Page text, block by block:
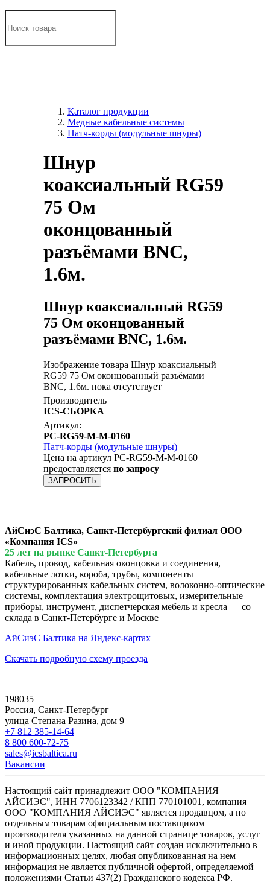
Каталог продукции
Медные кабельные системы
Патч-корды (модульные шнуры)
Шнур
коаксиальный RG59
75 Ом
оконцованный
разъёмами BNC,
1.6м.
Шнур коаксиальный RG59
75 Ом оконцованный
разъёмами BNC, 1.6м.
Изображение товара Шнур коаксиальный
RG59 75 Ом оконцованный разъёмами
BNC, 1.6м. пока отсутствует
Производитель
ICS-СБОРКА
Артикул:
PC-RG59-M-M-0160
Патч-корды (модульные шнуры)
Цена на артикул PC-RG59-M-M-0160
предоставляется по запросу
ЗАПРОСИТЬ
АйСиэС Балтика, Санкт-Петербургский филиал ООО
«Компания ICS»
25 лет на рынке Санкт-Петербурга
Кабель, провод, кабельная оконцовка и соединения,
кабельные лотки, короба, трубы, компоненты
структурированных кабельных систем, волоконно-оптические
системы, комплектация электрощитовых, измерительные
приборы, инструмент, диспетчерская мебель и кресла — со
склада в Санкт-Петербурге и Москве
АйСиэС Балтика на Яндекс-картах
Скачать подробную схему проезда
198035
Россия, Санкт-Петербург
улица Степана Разина, дом 9
+7 812 385-14-64
8 800 600-72-75
sales@icsbaltica.ru
Вакансии
Настоящий сайт принадлежит ООО "КОМПАНИЯ
АЙСИЭС", ИНН 7706123342 / КПП 770101001, компания
ООО "КОМПАНИЯ АЙСИЭС" является продавцом, а по
отдельным товарам официальным поставщиком
производителя указанных на данной странице товаров, услуг
и иной продукции. Настоящий сайт создан исключительно в
информационных целях, любая опубликованная на нем
информация не является публичной офертой, определяемой
положениями Статьи 437(2) Гражданского кодекса РФ.